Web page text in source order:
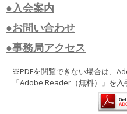
●入会案内
●お問い合わせ
●事務局アクセス
※PDFを閲覧できない場合は、
「Adobe Reader（無料）」を入